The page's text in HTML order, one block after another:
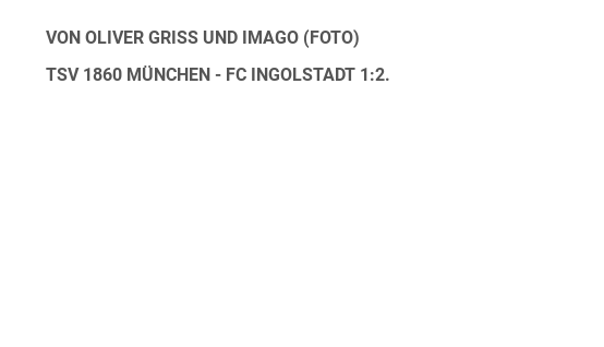
VON OLIVER GRISS UND IMAGO (FOTO)
TSV 1860 MÜNCHEN - FC INGOLSTADT 1:2.